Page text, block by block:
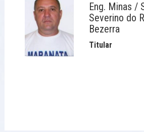
Eng. Minas /
Severino do
Bezerra
Titular